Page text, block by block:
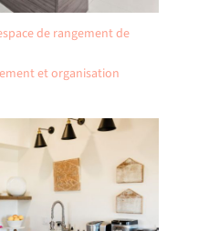
de rangement de
et organisation